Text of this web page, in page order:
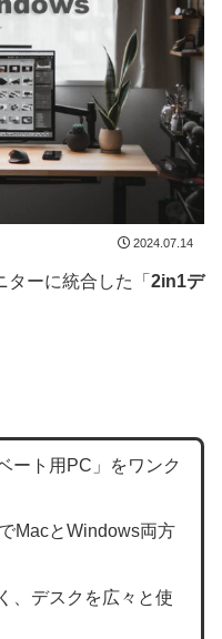
2024.07.14
ーに統合した「 2in1デ
ート用PC」をワンク
MacとWindows両方
、デスクを広々と使